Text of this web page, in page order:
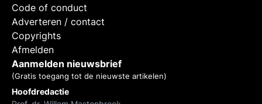
Code of conduct
Adverteren / contact
Copyrights
Afmelden
Aanmelden nieuwsbrief
(Gratis toegang tot de nieuwste artikelen)
Hoofdredactie